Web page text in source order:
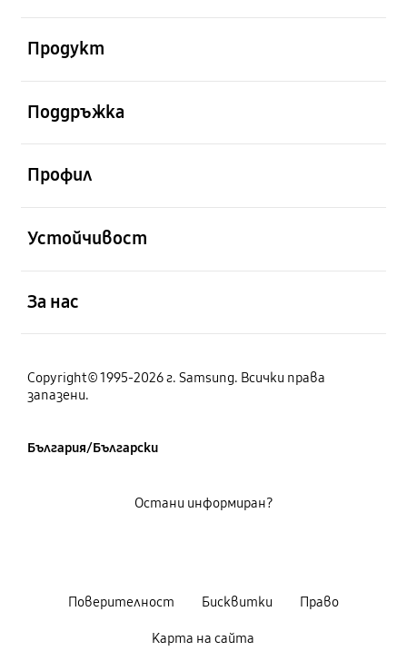
Продукт
Поддръжка
Профил
Устойчивост
За нас
Copyright© 1995-2026 г. Samsung. Всички права
запазени.
България/Български
Поверителност Бисквитки Право
Карта на сайта
Остани информиран?